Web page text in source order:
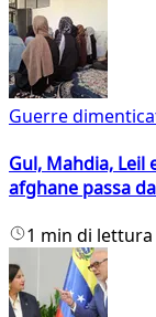
Guerre
Gul, Mahdia, Leil
afghane passa
1 min di lettura